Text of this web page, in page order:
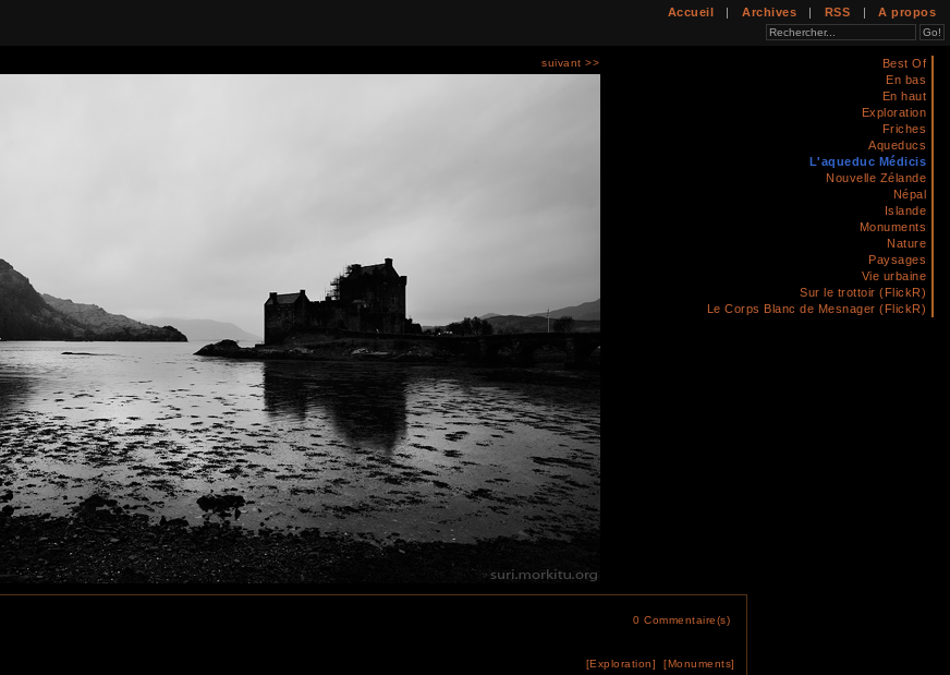
Accueil | Archives | RSS | A propos
Best Of
En bas
En haut
Exploration
Friches
Aqueducs
L'aqueduc Médicis
Nouvelle Zélande
Népal
Islande
Monuments
Nature
Paysages
Vie urbaine
Sur le trottoir (FlickR)
Le Corps Blanc de Mesnager (FlickR)
suivant >>
0 Commentaire(s)
[Exploration] [Monuments]